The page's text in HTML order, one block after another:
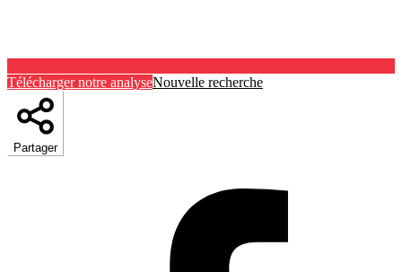
Télécharger notre analyseNouvelle recherche
Partager